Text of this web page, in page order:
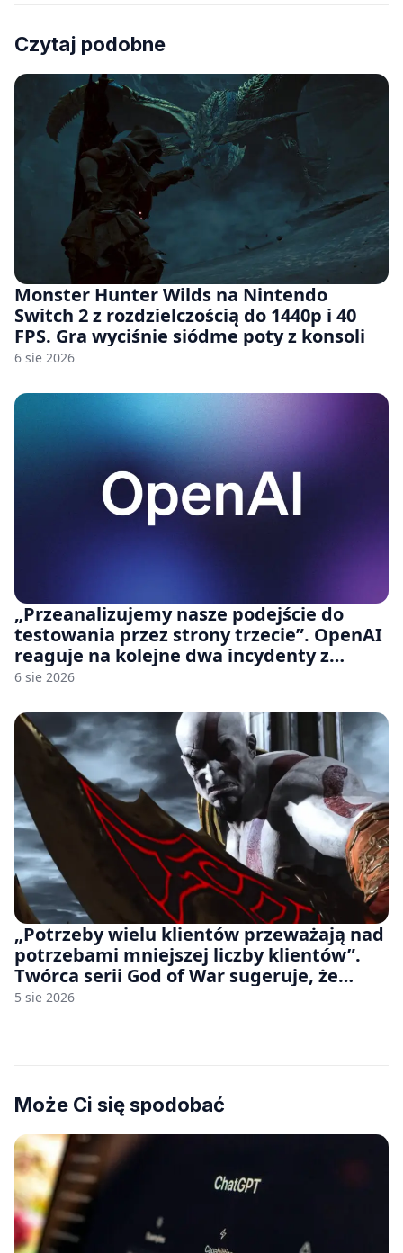
Czytaj podobne
Monster Hunter Wilds na Nintendo
Switch 2 z rozdzielczością do 1440p i 40
FPS. Gra wyciśnie siódme poty z konsoli
6 sie 2026
„Przeanalizujemy nasze podejście do
testowania przez strony trzecie”. OpenAI
reaguje na kolejne dwa incydenty z
udziałem autorskich modeli
6 sie 2026
„Potrzeby wielu klientów przeważają nad
potrzebami mniejszej liczby klientów”.
Twórca serii God of War sugeruje, że
rozumie, dlaczego Sony rezygnuje z gier
5 sie 2026
Może Ci się spodobać